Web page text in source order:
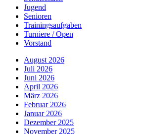
Jugend
Senioren
Trainingsaufgaben
Turniere / Open
Vorstand
August 2026
Juli 2026
Juni 2026
April 2026
März 2026
Februar 2026
Januar 2026
Dezember 2025
November 2025